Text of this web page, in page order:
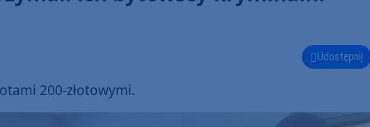
Udostępnij
200-złotowymi.